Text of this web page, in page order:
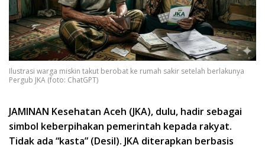
Ilustrasi warga miskin takut berobat ke rumah sakir setelah berlakunya
Pergub JKA (foto: ChatGPT)
JAMINAN Kesehatan Aceh (JKA), dulu, hadir sebagai
simbol keberpihakan pemerintah kepada rakyat.
Tidak ada “kasta” (Desil). JKA diterapkan berbasis